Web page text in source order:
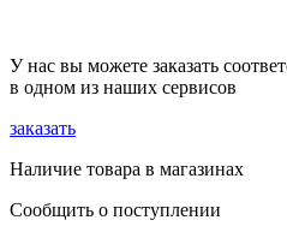
У нас вы можете заказать
в одном из наших сервисов
заказать
Наличие товара в магазинах
Сообщить о поступлении